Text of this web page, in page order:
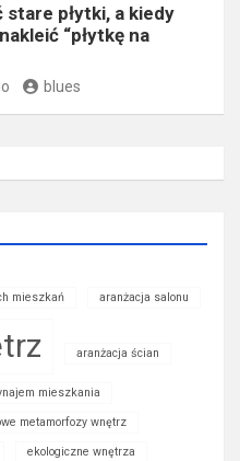
stare płytki, a kiedy
“płytkę na
blues
mieszkań aranżacja salonu
aranżacja ścian
mieszkania
metamorfozy wnętrz
ekologiczne wnętrza